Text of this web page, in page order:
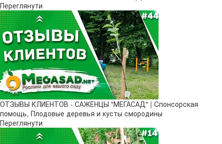
Переглянути
ОТЗЫВЫ КЛИЕНТОВ - САЖЕНЦЫ "МЕГАСАД" | Cпонсорская
помощь, Плодовые деревья и кусты смородины
Переглянути